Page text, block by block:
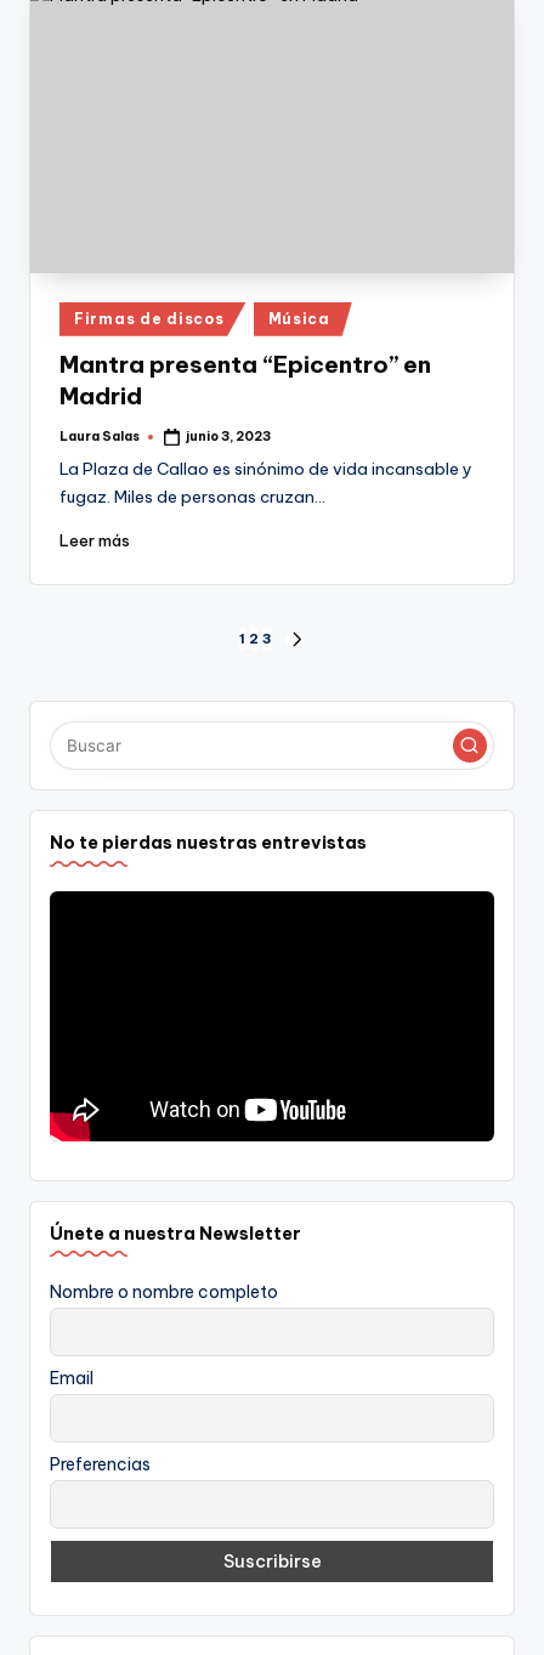
Publicado
en
Firmas de discos Música
Mantra presenta “Epicentro” en
Madrid
Publicado
Laura Salas junio 3, 2023
La Plaza de Callao es sinónimo de vida incansable y
fugaz. Miles de personas cruzan…
Leer más
de
entradas
1 2 3
No te pierdas nuestras entrevistas
Únete a nuestra Newsletter
Nombre o nombre completo
Email
Preferencias